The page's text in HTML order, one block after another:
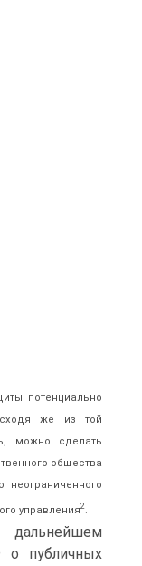
потенциально
же из той
можно сделать
общества
управления2.
о публичных